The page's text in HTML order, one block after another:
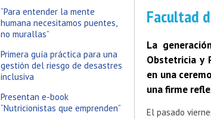
“Para entender la mente
humana necesitamos puentes,
no murallas”
Primera guía práctica para una
gestión del riesgo de desastres
inclusiva
Presentan e-book
“Nutricionistas que emprenden”
Facultad
La
Obstetricia y
en una
una firme
El pasado